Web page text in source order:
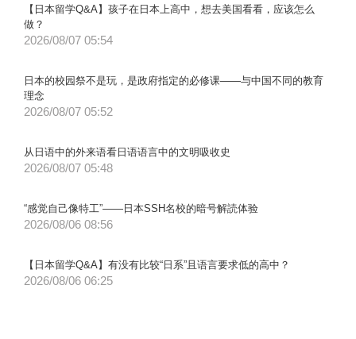
【日本留学Q&A】孩子在日本上高中，想去美国看看，应该怎么
做？
2026/08/07 05:54
日本的校园祭不是玩，是政府指定的必修课——与中国不同的教育
理念
2026/08/07 05:52
从日语中的外来语看日语语言中的文明吸收史
2026/08/07 05:48
“感觉自己像特工”——日本SSH名校的暗号解読体验
2026/08/06 08:56
【日本留学Q&A】有没有比较“日系”且语言要求低的高中？
2026/08/06 06:25